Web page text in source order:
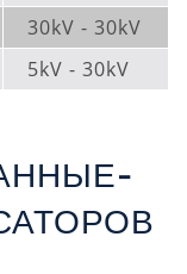
30kV - 30kV
5kV - 30kV